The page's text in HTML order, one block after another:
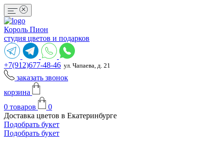
Король Пион
студия цветов и подарков
+7(912)677-48-46 ул. Чапаева, д. 21
заказать звонок
корзина
0 товаров
0
Доставка цветов в Екатеринбурге
Подобрать букет
Подобрать букет